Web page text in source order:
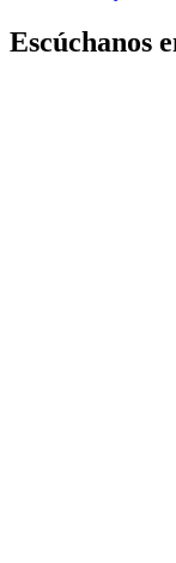
Escúchanos